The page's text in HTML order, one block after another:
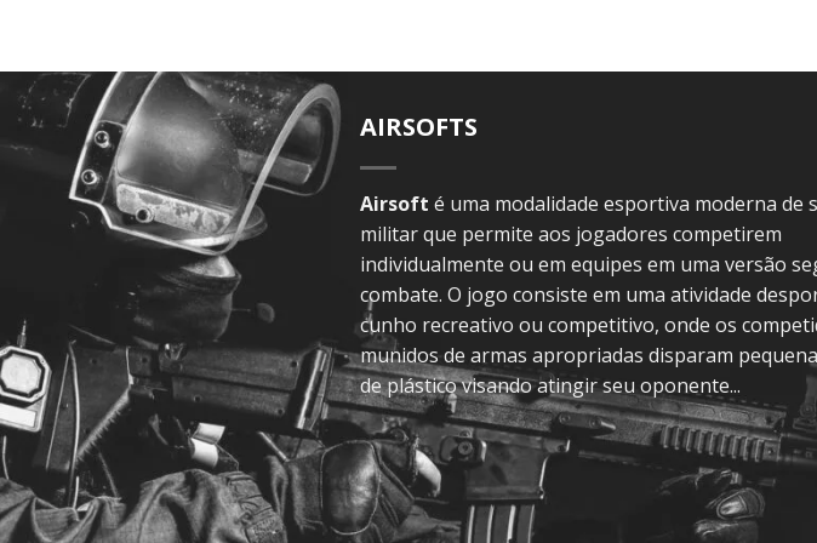
AIRSOFTS
Airsoft é uma modalidade esportiva moderna de
militar que permite aos jogadores competirem
individualmente ou em equipes em uma versão
combate. O jogo consiste em uma atividade
cunho recreativo ou competitivo, onde os
munidos de armas apropriadas disparam
de plástico visando atingir seu oponente...